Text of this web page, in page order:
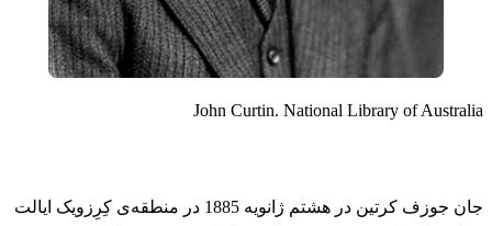
John Curtin. National Library of Australia
جان جوزف کرتین در هشتم ژانویه 1885 در منطقه‌ی کِرِزویک ایالت